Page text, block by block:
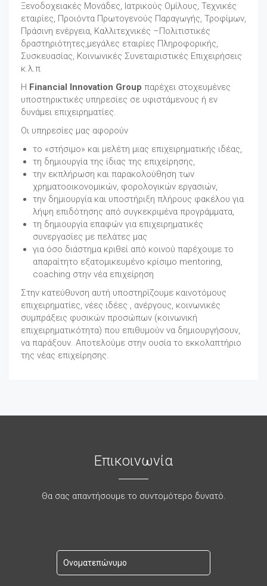
Ξενοδοχειακές Μονάδες, Ιατρικούς Ομίλους, Τεχνικές
εταιρίες, Προιόντα Πρωτογενούς Παραγωγής, Τροφίμων,
Πράσινη ενέργεια, Καλλιτεχνικές –Πολιτιστικές
δραστηριότητες,μεγάλες εταιρίες Πληροφορικής,
Συσκευασίας, Κοινωνικές Συνεταιριστικές Επιχειρήσεις
κ.λ.π
Η Financial Innovation Group παρέχει στοχευμένες
υποστηρικτικές υπηρεσίες σε υφιστάμενους ή εν
δυνάμει επιχειρηματίες.
Οι υπηρεσίες μας αφορούν
το «στήσιμο» και μελέτη μιας επιχειρηματικής ιδέας,
τη δημιουργία της ίδιας της επιχείρησης,
την εκπλήρωση και παρακολούθηση των
χρηματοοικονομικών, φορολογικών εργασιών,
την δημιουργία και υποστήριξη πλήρους φακέλου για
λήψη επιδότησης από συγκεκριμένα προγράμματα,
τη δημιουργία επαφών για επιχειρηματικές
συνεργασίες με πελάτες μας
για όσο διάστημα κριθεί από κοινού παρέχουμε το
απαραίτητο εξατομικευμένο κρίσιμο mentoring,
coaching στην νέα επιχείρηση
Στην κατεύθυνση αυτή υποστηρίζουμε καινοτόμους
επιχειρηματίες, νέες ιδέες , ανέργους, κοινωνικές
συμπράξεις φυσικών προσώπων (κοινωνική
επιχειρηματικότητα) που επιθυμούν να δημιουργήσουν,
να παράξουν. Αποτελούμε στην ουσία το εκκολαπτήριο
της νέας επιχείρησης.
Επικοινωνία
Θα σας απαντήσουμε το συντομότερο δυνατό.